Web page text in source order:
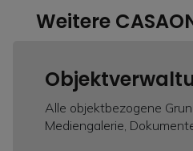
Weitere
Alle objektbezogene
Mediengalerie,